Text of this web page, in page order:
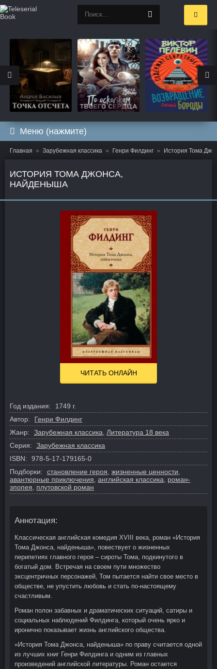
Меню (нажмите)
Главная Зарубежная классика Генри Филдинг История Тома
ИСТОРИЯ ТОМА ДЖОНСА,
НАЙДЕНЫША
ЧИТАТЬ ОНЛАЙН
Год издания:
1749 г.
Автор:
Генри Филдинг
Жанр:
Зарубежная классика, Литература 18 века
Серия:
Зарубежная классика
ISBN:
978-5-17-179165-0
Подборки:
становление героя, жизненные ценности,
авантюрные приключения, английская классика, роман-
эпопея, плутовской роман
Аннотация:
Классическая английская комедия XVIII века, роман «История
Тома Джонса, найденыша», повествует о жизненных
перипетиях главного героя – сироты Тома, подкинутого в
богатый дом. Встречая на своем пути множество
эксцентричных персонажей, Том пытается найти свое место в
обществе, не упустить любовь и стать по-настоящему
счастливым.
Роман полон забавных и драматических ситуаций, сатиры и
социальных наблюдений Филдинга, который очень ярко и
иронично показывает жизнь английского общества.
«История Тома Джонса, найденыша» по праву считается одной
из лучших книг Генри Филдинга и одним из главных
произведений английской литературы. Роман остается